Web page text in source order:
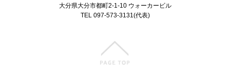
大分県大分市都町2-1-10 ウォーカービル
TEL 097-573-3131(代表)